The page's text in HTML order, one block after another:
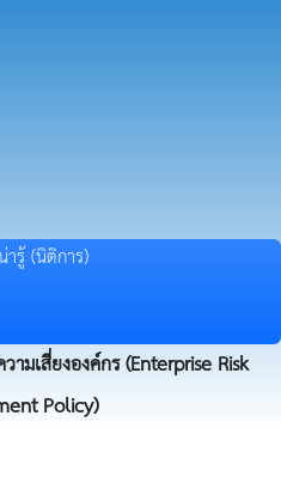
รู้ (นิติการ)
ามเสี่ยงองค์กร (Enterprise Risk
Policy)